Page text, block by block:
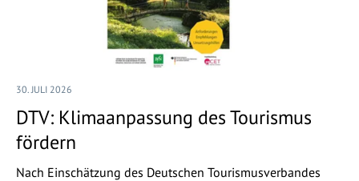
30. JULI 2026
DTV: Klimaanpassung des Tourismus
fördern
Nach Einschätzung des Deutschen Tourismusverbandes